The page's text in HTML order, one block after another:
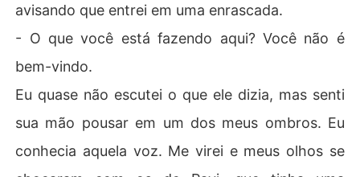
avisando que entrei em uma enrascada.
- O que você está fazendo aqui? Você não é
bem-vindo.
Eu quase não escutei o que ele dizia, mas senti
sua mão pousar em um dos meus ombros. Eu
conhecia aquela voz. Me virei e meus olhos se